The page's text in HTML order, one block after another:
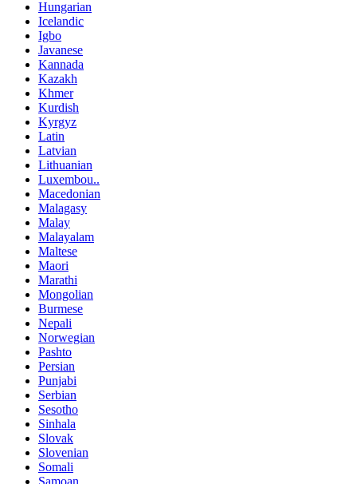
Hungarian
Icelandic
Igbo
Javanese
Kannada
Kazakh
Khmer
Kurdish
Kyrgyz
Latin
Latvian
Lithuanian
Luxembou..
Macedonian
Malagasy
Malay
Malayalam
Maltese
Maori
Marathi
Mongolian
Burmese
Nepali
Norwegian
Pashto
Persian
Punjabi
Serbian
Sesotho
Sinhala
Slovak
Slovenian
Somali
Samoan